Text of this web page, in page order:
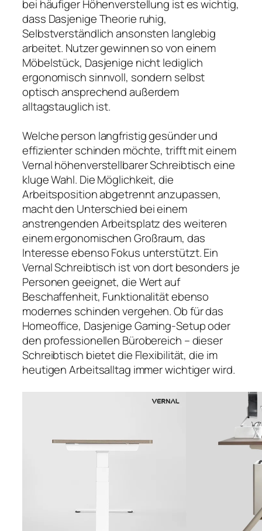
bei häufiger Höhenverstellung ist es wichtig,
dass Dasjenige Theorie ruhig,
Selbstverständlich ansonsten langlebig
arbeitet. Nutzer gewinnen so von einem
Möbelstück, Dasjenige nicht lediglich
ergonomisch sinnvoll, sondern selbst
optisch ansprechend außerdem
alltagstauglich ist.
Welche person langfristig gesünder und
effizienter schinden möchte, trifft mit einem
Vernal höhenverstellbarer Schreibtisch eine
kluge Wahl. Die Möglichkeit, die
Arbeitsposition abgetrennt anzupassen,
macht den Unterschied bei einem
anstrengenden Arbeitsplatz des weiteren
einem ergonomischen Großraum, das
Interesse ebenso Fokus unterstützt. Ein
Vernal Schreibtisch ist von dort besonders je
Personen geeignet, die Wert auf
Beschaffenheit, Funktionalität ebenso
modernes schinden vergehen. Ob für das
Homeoffice, Dasjenige Gaming-Setup oder
den professionellen Bürobereich – dieser
Schreibtisch bietet die Flexibilität, die im
heutigen Arbeitsalltag immer wichtiger wird.